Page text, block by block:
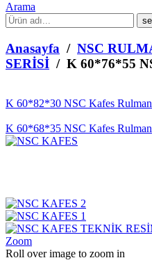
Arama
What
are
you
looking
for?
Anasayfa / NSC
SERİSİ / K 60*76*55
K 60*82*30 NSC Kafes Rulman
K 60*68*35 NSC Kafes Rulman
Zoom
Roll over image to zoom in